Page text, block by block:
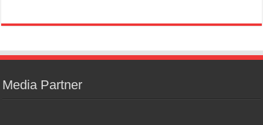
Media Partner